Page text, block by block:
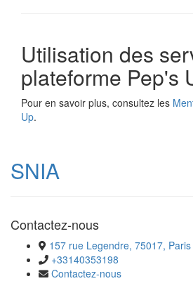
Utilisation des
plateforme Pep's
Pour en savoir plus, consultez les
Up.
SNIA
Contactez-nous
157 rue Legendre, 75017, Paris
+33140353198
Contactez-nous